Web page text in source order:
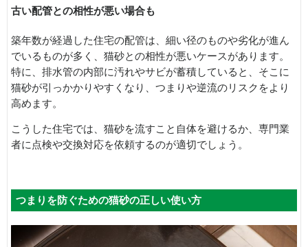
古い配管との相性が悪い場合も
築年数が経過した住宅の配管は、細い径のものや劣化が進ん
でいるものが多く、猫砂との相性が悪いケースがあります。
特に、排水管の内部に汚れやサビが蓄積していると、そこに
猫砂が引っかかりやすくなり、つまりや逆流のリスクをより
高めます。
こうした住宅では、猫砂を流すこと自体を避けるか、専門業
者に点検や交換対応を依頼するのが適切でしょう。
つまりを防ぐための猫砂の正しい使い方